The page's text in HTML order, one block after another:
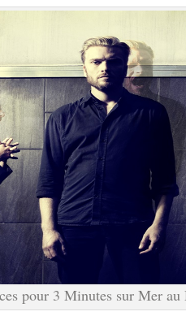
pour 3 Minutes sur Mer